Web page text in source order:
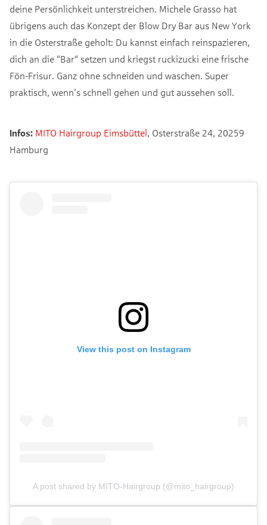
deine Persönlichkeit unterstreichen. Michele Grasso hat
übrigens auch das Konzept der Blow Dry Bar aus New York
in die Osterstraße geholt: Du kannst einfach reinspazieren,
dich an die “Bar“ setzen und kriegst ruckizucki eine frische
Fön-Frisur. Ganz ohne schneiden und waschen. Super
praktisch, wenn’s schnell gehen und gut aussehen soll.
Infos: MITO Hairgroup Eimsbüttel , Osterstraße 24, 20259
Hamburg
View this post on Instagram
A post shared by MITO-Hairgroup (@mito_hairgroup)